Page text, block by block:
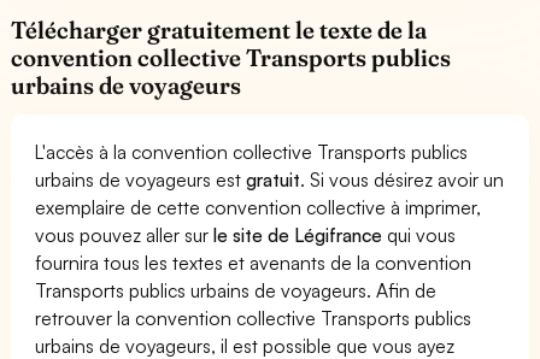
Télécharger gratuitement le texte de la
convention collective Transports publics
urbains de voyageurs
L'accès à la convention collective Transports publics
urbains de voyageurs estgratuit. Si vous désirez avoir un
exemplaire de cette convention collective à imprimer,
vous pouvez aller surle site de Légifrance qui vous
fournira tous les textes et avenants de la convention
Transports publics urbains de voyageurs. Afin de
retrouver la convention collective Transports publics
urbains de voyageurs, il est possible que vous ayez